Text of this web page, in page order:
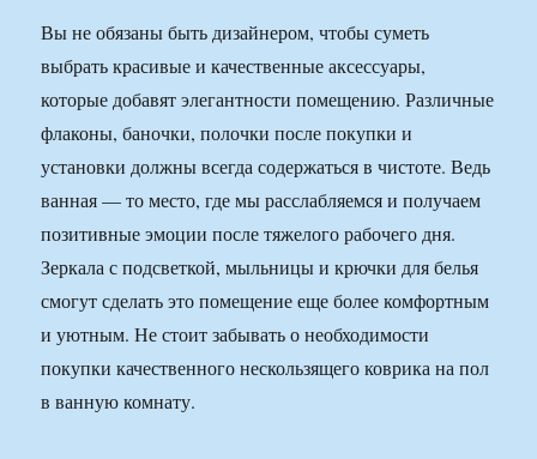
Вы не обязаны быть дизайнером, чтобы суметь
выбрать красивые и качественные аксессуары,
которые добавят элегантности помещению. Различные
флаконы, баночки, полочки после покупки и
установки должны всегда содержаться в чистоте. Ведь
ванная — то место, где мы расслабляемся и получаем
позитивные эмоции после тяжелого рабочего дня.
Зеркала с подсветкой, мыльницы и крючки для белья
смогут сделать это помещение еще более комфортным
и уютным. Не стоит забывать о необходимости
покупки качественного нескользящего коврика на пол
в ванную комнату.